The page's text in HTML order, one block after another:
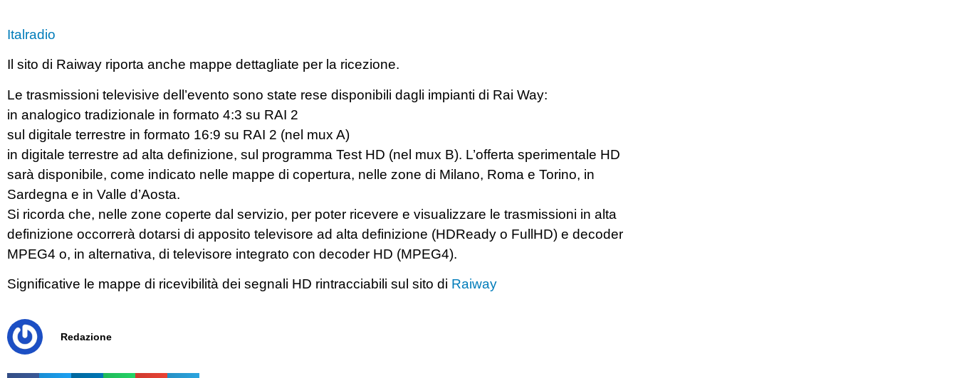
Italradio
Il sito di Raiway riporta anche mappe dettagliate per la ricezione.
Le trasmissioni televisive dell’evento sono state rese disponibili dagli impianti di Rai Way:
in analogico tradizionale in formato 4:3 su RAI 2
sul digitale terrestre in formato 16:9 su RAI 2 (nel mux A)
in digitale terrestre ad alta definizione, sul programma Test HD (nel mux B). L’offerta sperimentale HD
sarà disponibile, come indicato nelle mappe di copertura, nelle zone di Milano, Roma e Torino, in
Sardegna e in Valle d’Aosta.
Si ricorda che, nelle zone coperte dal servizio, per poter ricevere e visualizzare le trasmissioni in alta
definizione occorrerà dotarsi di apposito televisore ad alta definizione (HDReady o FullHD) e decoder
MPEG4 o, in alternativa, di televisore integrato con decoder HD (MPEG4).
Significative le mappe di ricevibilità dei segnali HD rintracciabili sul sito di Raiway
Redazione